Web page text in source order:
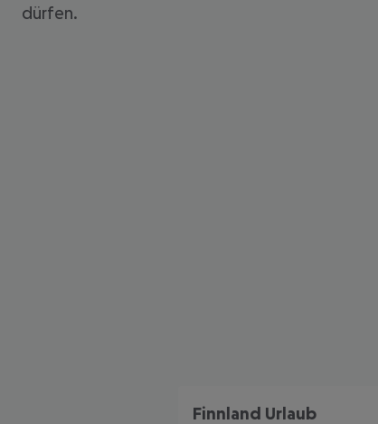
dürfen.
Finnland Urlaub